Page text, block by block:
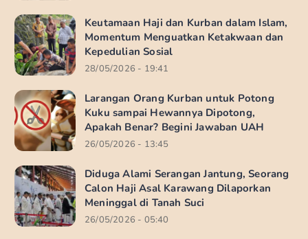
Keutamaan Haji dan Kurban dalam Islam,
Momentum Menguatkan Ketakwaan dan
Kepedulian Sosial
28/05/2026 - 19:41
Larangan Orang Kurban untuk Potong
Kuku sampai Hewannya Dipotong,
Apakah Benar? Begini Jawaban UAH
26/05/2026 - 13:45
Diduga Alami Serangan Jantung, Seorang
Calon Haji Asal Karawang Dilaporkan
Meninggal di Tanah Suci
26/05/2026 - 05:40